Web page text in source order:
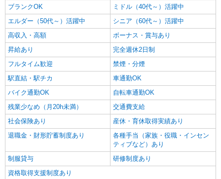
ブランクOK
ミドル（40代～）活躍中
エルダー（50代～）活躍中
シニア（60代～）活躍中
高収入・高額
ボーナス・賞与あり
昇給あり
完全週休2日制
フルタイム歓迎
禁煙・分煙
駅直結・駅チカ
車通勤OK
バイク通勤OK
自転車通勤OK
残業少なめ（月20h未満）
交通費支給
社会保険あり
産休・育休取得実績あり
退職金・財形貯蓄制度あり
各種手当（家族・役職・インセン
ティブなど）あり
制服貸与
研修制度あり
資格取得支援制度あり